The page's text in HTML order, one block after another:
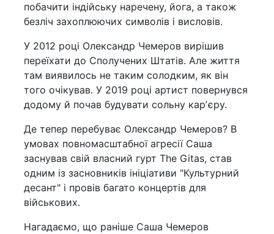
побачити індійську наречену, йога, а також
безліч захоплюючих символів і висловів.
У 2012 році Олександр Чемеров вирішив
переїхати до Сполучених Штатів. Але життя
там виявилось не таким солодким, як він
того очікував. У 2019 році артист повернувся
додому й почав будувати сольну карʼєру.
Де тепер перебуває Олександр Чемеров? В
умовах повномасштабної агресії Саша
заснував свій власний гурт The Gitas, став
одним із засновників ініціативи "Культурний
десант" і провів багато концертів для
військових.
Нагадаємо, що раніше Саша Чемеров